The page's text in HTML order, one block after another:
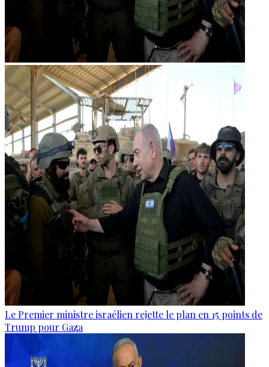
Le Premier ministre israélien rejette le plan en 15 points de
Trump pour Gaza